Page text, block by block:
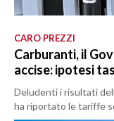
CARO PREZZI
Carburanti, il
accise: ipotesi
Deludenti i risultati
ha riportato le tariffe